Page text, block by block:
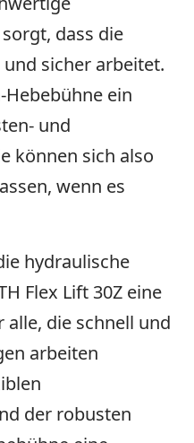
dass die
sicher arbeitet.
Hebebühne ein
und
können sich also
wenn es
hydraulische
Flex Lift 30Z eine
die schnell und
arbeiten
der robusten